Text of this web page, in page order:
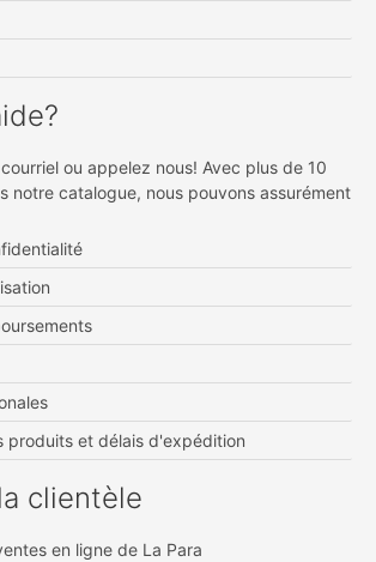
ou appelez nous! Avec plus de 10
notre catalogue, nous pouvons assurément
produits et délais d'expédition
clientèle
en ligne de La Para